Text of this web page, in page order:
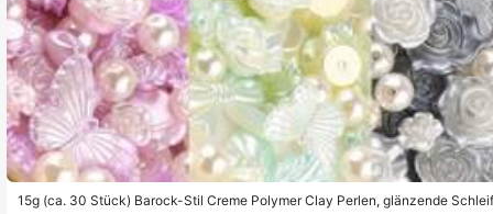
15g (ca. 30 Stück) Barock-Stil Creme Polymer Clay Perlen, glänzende